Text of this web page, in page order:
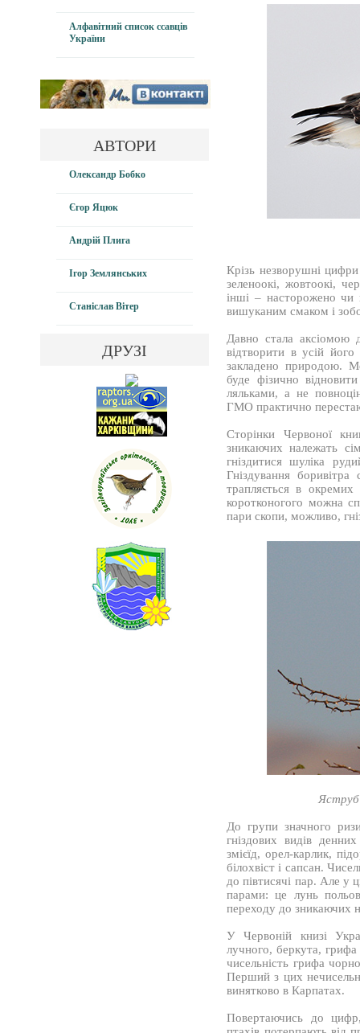
Алфавітний список ссавців
України
АВТОРИ
Олександр Бобко
Єгор Яцюк
Андрій Плига
Ігор Землянських
Станіслав Вітер
ДРУЗІ
Крізь незворушні
зеленоокі, жовтоокі,
інші – насторожено чи
вишуканим смаком і
Давно стала
відтворити в усій його
закладено природою.
буде фізично
ляльками, а не
ГМО практично
Сторінки Червоної
зникаючих належать
гніздитися шуліка
Гніздування
трапляється в
коротконогого можна
пари скопи, можливо,
Яструб
До групи значного
гніздових видів
змієїд, орел-карлик,
білохвіст і сапсан.
до півтисячі пар. Але у
парами: це лунь
переходу до зникаючих
У Червоній книзі
лучного, беркута,
чисельність грифа
Перший з цих
винятково в Карпатах.
Повертаючись до